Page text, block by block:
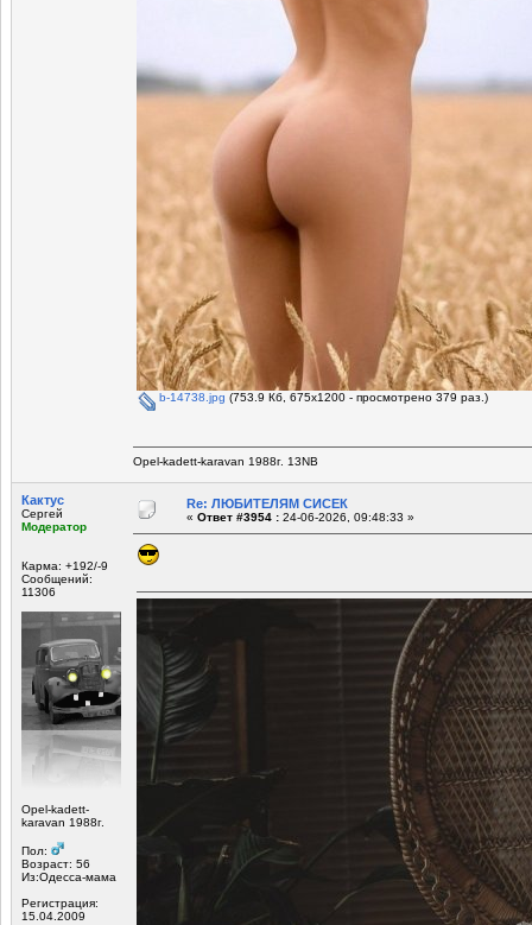
b-14738.jpg (753.9 Кб, 675x1200 - просмотрено 379 раз.)
Opel-kadett-karavan 1988г. 13NB
Кактус
Сергей
Модератор
Карма: +192/-9
Сообщений:
11306
Opel-kadett-
karavan 1988г.
Пол:
Возраст: 56
Из:Одесса-мама
Регистрация:
15.04.2009
Re: ЛЮБИТЕЛЯМ СИСЕК
« Ответ #3954 : 24-06-2026, 09:48:33 »